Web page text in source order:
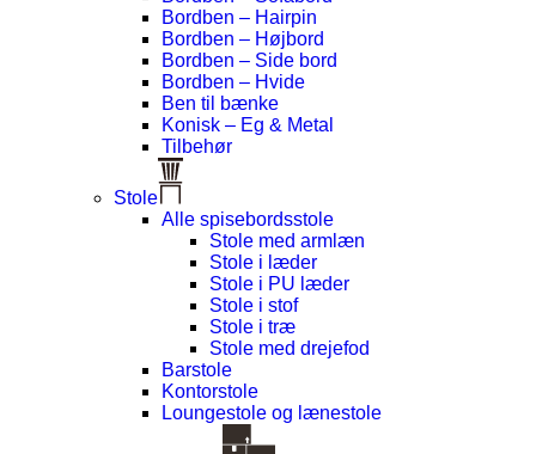
Bordben – Hairpin
Bordben – Højbord
Bordben – Side bord
Bordben – Hvide
Ben til bænke
Konisk – Eg & Metal
Tilbehør
Stole
Alle spisebordsstole
Stole med armlæn
Stole i læder
Stole i PU læder
Stole i stof
Stole i træ
Stole med drejefod
Barstole
Kontorstole
Loungestole og lænestole